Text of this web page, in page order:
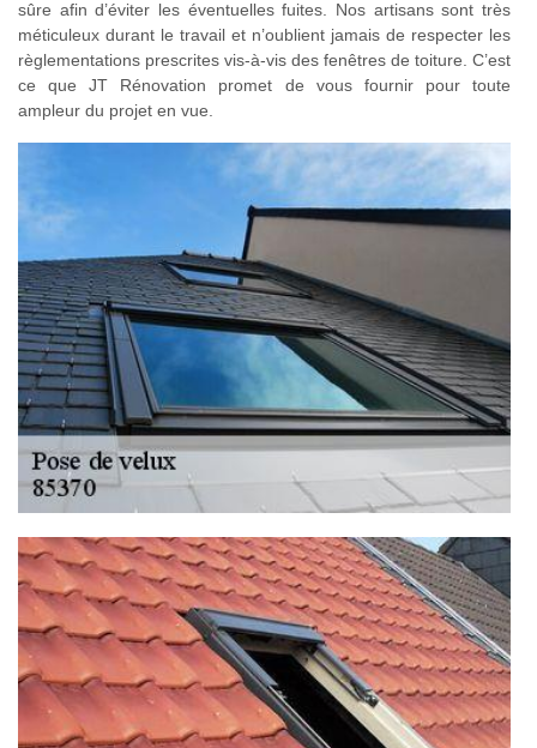
sûre afin d’éviter les éventuelles fuites. Nos artisans sont très
méticuleux durant le travail et n’oublient jamais de respecter les
règlementations prescrites vis-à-vis des fenêtres de toiture. C’est
ce que JT Rénovation promet de vous fournir pour toute
ampleur du projet en vue.